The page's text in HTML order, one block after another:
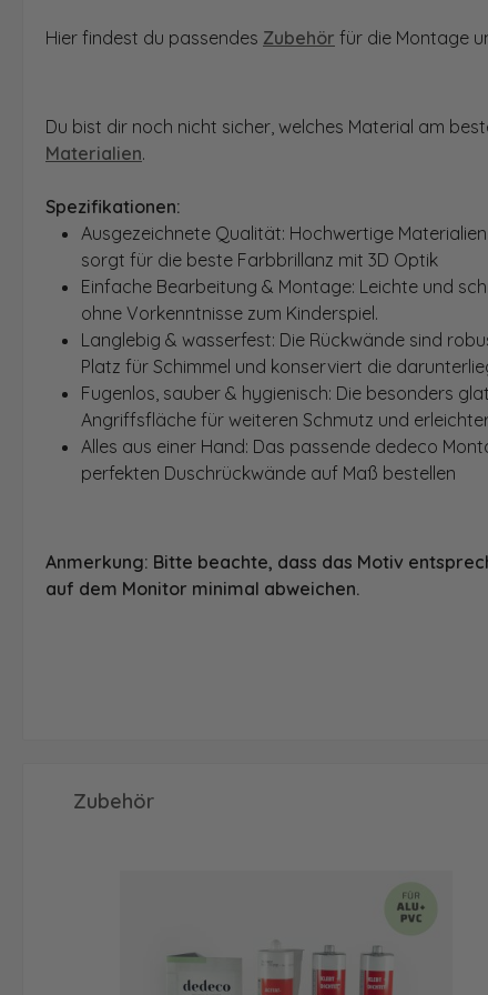
Hier findest du passendes Zubehör für die Montage
Du bist dir noch nicht sicher, welches Material am
Materialien.
Spezifikationen:
Ausgezeichnete Qualität: Hochwertige
sorgt für die beste Farbbrillanz mit 3D Optik
Einfache Bearbeitung & Montage: Leichte und
ohne Vorkenntnisse zum Kinderspiel.
Langlebig & wasserfest: Die Rückwände sind
Platz für Schimmel und konserviert die
Fugenlos, sauber & hygienisch: Die besonders
Angriffsfläche für weiteren Schmutz und
Alles aus einer Hand: Das passende dedeco
perfekten Duschrückwände auf Maß bestellen
Anmerkung: Bitte beachte, dass das Motiv
auf dem Monitor minimal abweichen.
Produktgalerie überspringen
Zubehör